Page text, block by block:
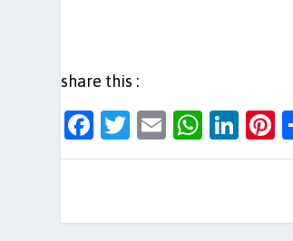
share this :
F
a
T
w
E
m
W
h
Li
n